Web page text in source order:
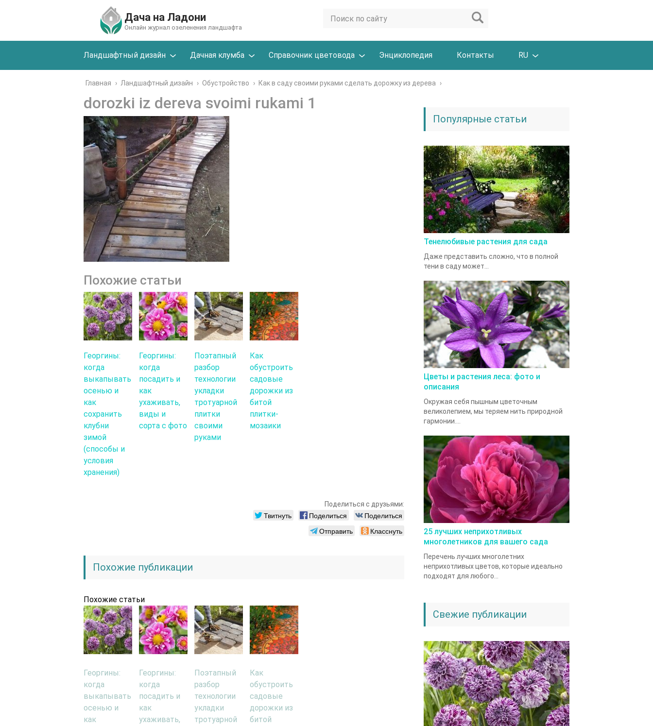
Дача на Ладони
Онлайн журнал озеленения ландшафта
Ландшафтный дизайн Дачная клумба Справочник цветовода Энциклопедия Контакты RU
Главная › Ландшафтный дизайн › Обустройство › Как в саду своими руками сделать дорожку из дерева ›
dorozki iz dereva svoimi rukami 1
Похожие статьи
Георгины:
когда
выкапывать
осенью и
как
сохранить
клубни
зимой
(способы и
условия
хранения)
Георгины:
когда
посадить и
как
ухаживать,
виды и
сорта с фото
Поэтапный
разбор
технологии
укладки
тротуарной
плитки
своими
руками
Как
обустроить
садовые
дорожки из
битой
плитки-
мозаики
Поделиться с друзьями:
Твитнуть Поделиться
Поделиться
Отправить
Класснуть
Похожие публикации
Похожие статьи
Георгины:
когда
выкапывать
осенью и
как
Георгины:
когда
посадить и
как
ухаживать,
Поэтапный
разбор
технологии
укладки
тротуарной
Как
обустроить
садовые
дорожки из
битой
Популярные статьи
Тенелюбивые растения для сада
Даже представить сложно, что в полной
тени в саду может...
Цветы и растения леса: фото и
описания
Окружая себя пышным цветочным
великолепием, мы теряем нить природной
гармонии....
25 лучших неприхотливых
многолетников для вашего сада
Перечень лучших многолетних
неприхотливых цветов, которые идеально
подходят для любого...
Свежие публикации